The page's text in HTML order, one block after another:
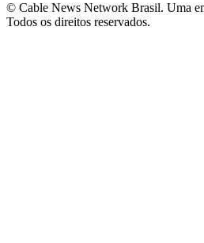
© Cable News Network Brasil. Uma
Todos os direitos reservados.